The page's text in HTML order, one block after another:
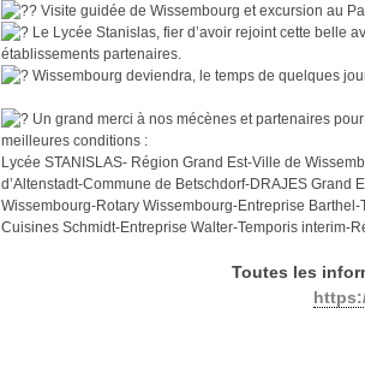
Visite guidée de Wissembourg et excursion au
Le Lycée Stanislas, fier d’avoir rejoint cette belle
établissements partenaires.
Wissembourg deviendra, le temps de quelques
Un grand merci à nos mécènes et partenaires
meilleures conditions :
Lycée STANISLAS- Région Grand Est-Ville de
d’Altenstadt-Commune de Betschdorf-DRAJES
Wissembourg-Rotary Wissembourg-Entreprise
Cuisines Schmidt-Entreprise Walter-Temporis interim-
Toutes les